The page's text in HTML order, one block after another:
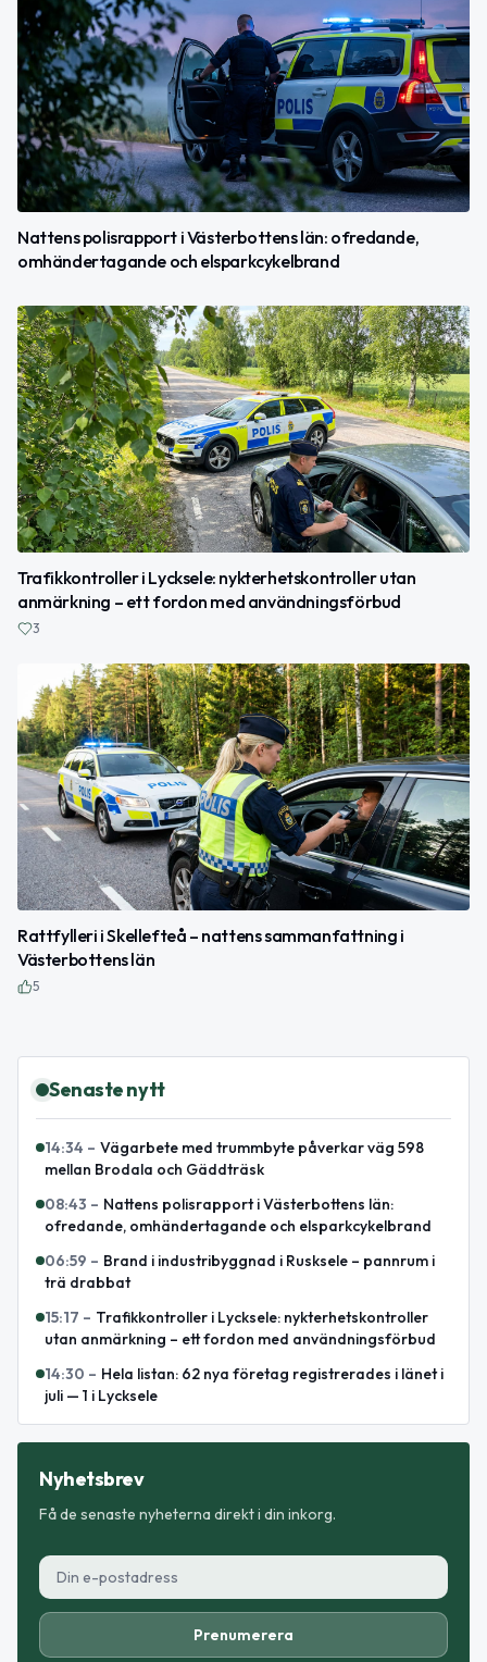
Nattens polisrapport i Västerbottens län: ofredande,
omhändertagande och elsparkcykelbrand
Trafikkontroller i Lycksele: nykterhetskontroller utan
anmärkning – ett fordon med användningsförbud
3
Rattfylleri i Skellefteå – nattens sammanfattning i
Västerbottens län
5
Senaste nytt
14:34 – Vägarbete med trummbyte påverkar väg 598
mellan Brodala och Gäddträsk
08:43 – Nattens polisrapport i Västerbottens län:
ofredande, omhändertagande och elsparkcykelbrand
06:59 – Brand i industribyggnad i Rusksele – pannrum i
trä drabbat
15:17 – Trafikkontroller i Lycksele: nykterhetskontroller
utan anmärkning – ett fordon med användningsförbud
14:30 – Hela listan: 62 nya företag registrerades i länet i
juli — 1 i Lycksele
Nyhetsbrev
Få de senaste nyheterna direkt i din inkorg.
Prenumerera